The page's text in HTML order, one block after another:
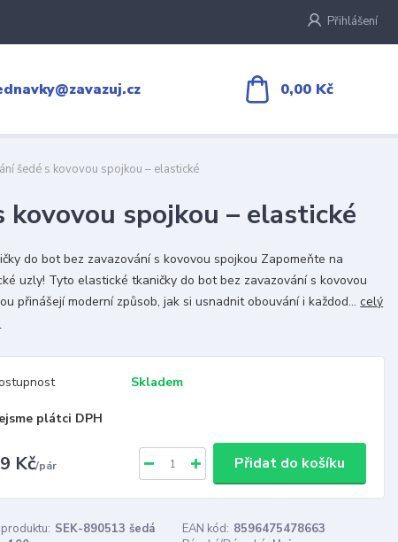
Přihlášení
0,00 Kč
šedé s kovovou spojkou – elastické
kovovou spojkou – elastické
do bot bez zavazování s kovovou spojkou Zapomeňte na
uzly! Tyto elastické tkaničky do bot bez zavazování s kovovou
přinášejí moderní způsob, jak si usnadnit obouvání i každod...celý
Skladem
plátci DPH
Kč/pár Přidat do košíku
SEK-890513 šedá EAN kód: 8596475478663